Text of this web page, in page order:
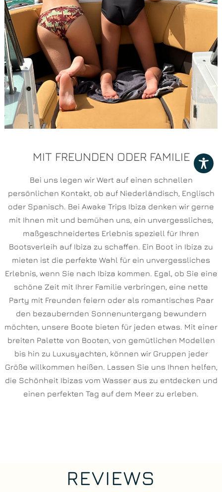
MIT FREUNDEN ODER FAMILIE
Bei uns legen wir Wert auf einen schnellen
persönlichen Kontakt, ob auf Niederländisch, Englisch
oder Spanisch. Bei Awake Trips Ibiza denken wir gerne
mit Ihnen mit und bemühen uns, ein unvergessliches,
maßgeschneidertes Erlebnis speziell für Ihren
Bootsverleih auf Ibiza zu schaffen. Ein Boot in Ibiza zu
mieten ist die perfekte Wahl für ein unvergessliches
Erlebnis, wenn Sie nach Ibiza kommen. Egal, ob Sie eine
schöne Zeit mit Ihrer Familie verbringen, eine nette
Party mit Freunden feiern oder als romantisches Paar
den bezaubernden Sonnenuntergang bewundern
möchten, unsere Boote bieten für jeden etwas. Mit einer
breiten Palette von Booten, von gemütlichen Modellen
bis hin zu Luxusyachten, können wir Gruppen jeder
Größe willkommen heißen. Lassen Sie uns Ihnen helfen,
die Schönheit Ibizas vom Wasser aus zu entdecken und
einen perfekten Tag auf dem Meer zu erleben.
REVIEWS